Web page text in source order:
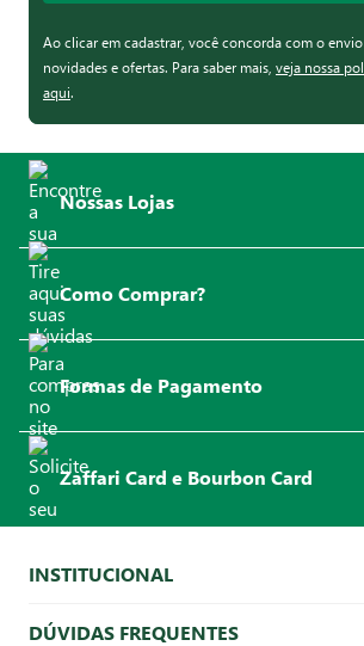
Ao clicar em cadastrar, você concorda com o
novidades e ofertas. Para saber mais, veja nossa
aqui.
Nossas Lojas
Como Comprar?
Formas de Pagamento
Zaffari Card e Bourbon Card
INSTITUCIONAL
DÚVIDAS FREQUENTES